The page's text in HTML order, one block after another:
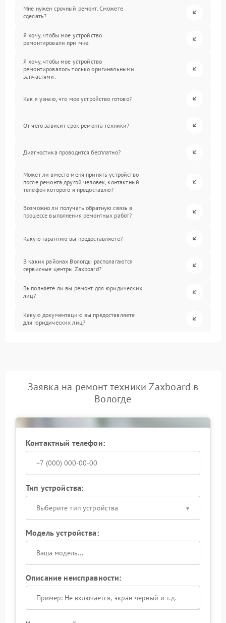
Мне нужен срочный ремонт. Сможете
сделать?
Я хочу, чтобы мое устройство
ремонтировали при мне.
Я хочу, чтобы мое устройство
ремонтировалось только оригинальными
запчастями.
Как я узнаю, что мое устройство готово?
От чего зависит срок ремонта техники?
Диагностика проводится бесплатно?
Может ли вместо меня принять устройство
после ремонта другой человек, контактный
телефон которого я предоставлю?
Возможно ли получать обратную связь в
процессе выполнения ремонтных работ?
Какую гарантию вы предоставляете?
В каких районах Вологды располагаются
сервисные центры Zaxboard?
Выполняете ли вы ремонт для юридических
лиц?
Какую документацию вы предоставляете
для юридических лиц?
Заявка на ремонт техники Zaxboard в
Вологде
Контактный телефон:
Тип устройства:
Выберите тип устройства
Модель устройства:
Описание неисправности: